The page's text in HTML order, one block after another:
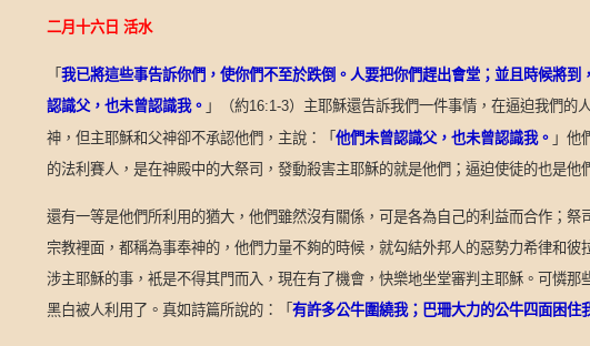
二月十六日 活水
「我已將這些事告訴你們，使你們不至於跌倒。人要把你們趕出會堂；並且時候將
認識父，也未曾認識我。 」（約16:1-3）主耶穌還告訴我們一件事情，在逼迫我們的
神，但主耶穌和父神卻不承認他們，主說：「他們未曾認識父，也未曾認識我。 」他
的法利賽人，是在神殿中的大祭司，發動殺害主耶穌的就是他們；逼迫使徒的也是他
還有一等是他們所利用的猶大，他們雖然沒有關係，可是各為自己的利益而合作；
宗教裡面，都稱為事奉神的，他們力量不夠的時候，就勾結外邦人的惡勢力希律和
涉主耶穌的事，衹是不得其門而入，現在有了機會，快樂地坐堂審判主耶穌。可憐
黑白被人利用了。真如詩篇所說的：「有許多公牛圍繞我；巴珊大力的公牛四面困住